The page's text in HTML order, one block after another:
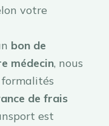
votre
bon de
médecin, nous
de frais
est